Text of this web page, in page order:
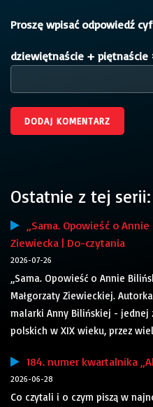
Proszę wpisać odpowiedź
dziewiętnaście + piętnaście
Ostatnie z tej serii:
„Sama. Opowieść o
Ziewiecka | Do-czytania
2026-07-26
„Sama. Opowieść o Annie
Małgorzaty Ziewieckiej.
malarki Anny Bilińskiej -
polskich w XIX wieku, przez
184. numer kwartalnika
2026-06-28
Co czytali i o czym piszą w